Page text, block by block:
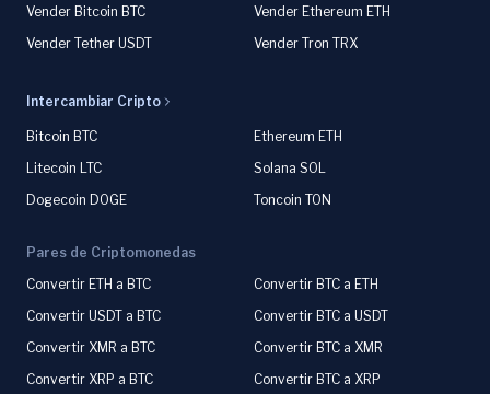
Vender Bitcoin BTC
Vender Ethereum ETH
Vender Tether USDT
Vender Tron TRX
Intercambiar Cripto
Bitcoin BTC
Ethereum ETH
Litecoin LTC
Solana SOL
Dogecoin DOGE
Toncoin TON
Pares de Criptomonedas
Convertir ETH a BTC
Convertir BTC a ETH
Convertir USDT a BTC
Convertir BTC a USDT
Convertir XMR a BTC
Convertir BTC a XMR
Convertir XRP a BTC
Convertir BTC a XRP